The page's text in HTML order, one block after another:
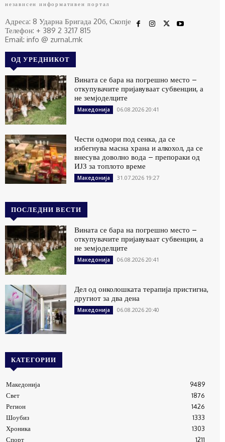
независен информативен портал
Адреса: 8 Ударна Бригада 20б, Скопје
Телефон: + 389 2 3217 815
Email: info @ zurnal.mk
ОД УРЕДНИКОТ
Вината се бара на погрешно место –
откупувачите пријавуваат субвенции, а
не земјоделците
Македонија 06.08.2026 20:41
Чести одмори под сенка, да се
избегнува масна храна и алкохол, да се
внесува доволно вода – препораки од
ИЈЗ за топлото време
Македонија 31.07.2026 19:27
ПОСЛЕДНИ ВЕСТИ
Вината се бара на погрешно место –
откупувачите пријавуваат субвенции, а
не земјоделците
Македонија 06.08.2026 20:41
Дел од онколошката терапија пристигна,
другиот за два дена
Македонија 06.08.2026 20:40
КАТЕГОРИИ
Македонија
9489
Свет
1876
Регион
1426
Шоубиз
1333
Хроника
1303
Спорт
1211